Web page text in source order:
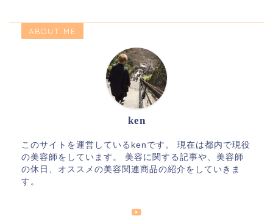
ABOUT ME
ken
このサイトを運営しているkenです。 現在は都内で現役
の美容師をしています。 美容に関する記事や、美容師
の休日、オススメの美容関連商品の紹介をしていきま
す。